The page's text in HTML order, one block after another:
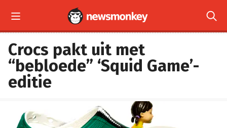
 
Crocs pakt uit met
“bebloede” ‘Squid Game’-
editie